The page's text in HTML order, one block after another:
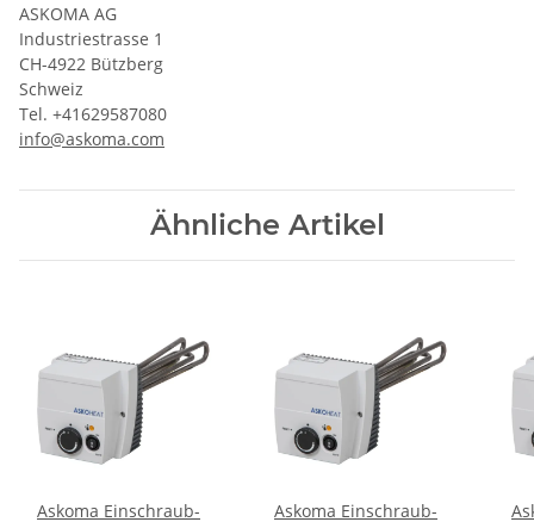
ASKOMA AG
Industriestrasse 1
CH-4922 Bützberg
Schweiz
Tel. +41629587080
info@askoma.com
Ähnliche Artikel
Askoma Einschraub-
Askoma Einschraub-